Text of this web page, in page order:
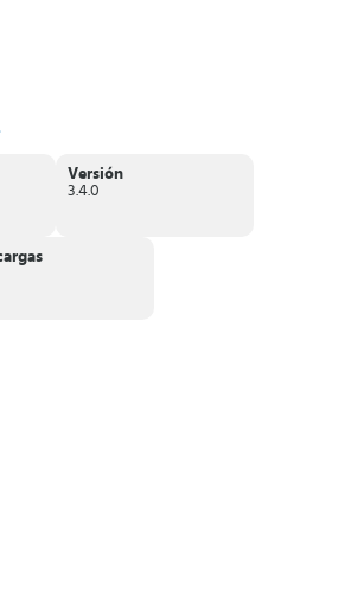
Versión
3.4.0